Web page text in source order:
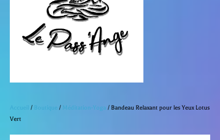
/ Boutique / Méditation-Yoga / Bandeau Relaxant pour les Yeux Lotus
Vert